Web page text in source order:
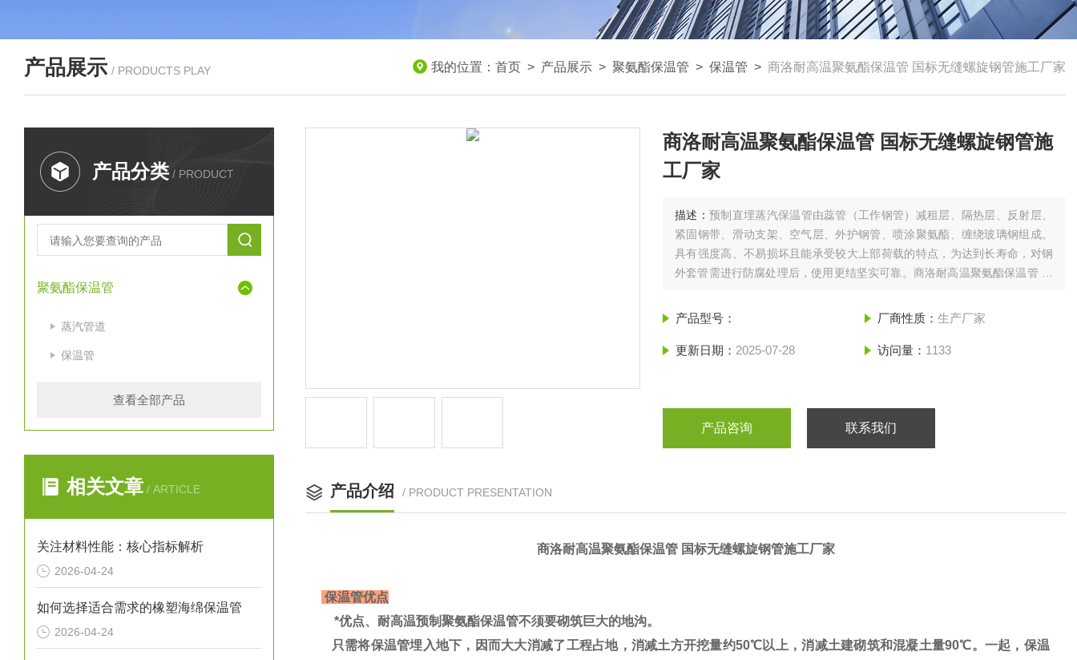
产品展示 / PRODUCTS PLAY 我的位置： 首页 > 产品展示 > 聚氨酯保温管 > 保温管 > 商洛耐高温聚氨酯保温管 国标无缝螺旋钢管施工厂家
产品分类 / PRODUCT
聚氨酯保温管
蒸汽管道
保温管
查看全部产品
相关文章 / ARTICLE
关注材料性能：核心指标解析
2026-04-24
如何选择适合需求的橡塑海绵保温管
2026-04-24
商洛耐高温聚氨酯保温管 国标无缝螺旋钢管施
工厂家
描述：预制直埋蒸汽保温管由蕊管（工作钢管）减租层、隔热层、反射层、
紧固钢带、滑动支架、空气层、外护钢管、喷涂聚氨酯、缠绕玻璃钢组成。
具有强度高、不易损坏且能承受较大上部荷载的特点，为达到长寿命，对钢
外套管需进行防腐处理后，使用更结坚实可靠。商洛耐高温聚氨酯保温管 国
产品型号： 厂商性质： 生产厂家
更新日期： 2025-07-28 访问量： 1133
产品咨询 联系我们
产品介绍 / PRODUCT PRESENTATION
商洛耐高温聚氨酯保温管 国标无缝螺旋钢管施工厂家
保温管优点
*优点、耐高温预制聚氨酯保温管不须要砌筑巨大的地沟。
只需将保温管埋入地下，因而大大消减了工程占地，消减土方开挖量约50℃以上，消减土建砌筑和混凝土量90℃。一起，保温